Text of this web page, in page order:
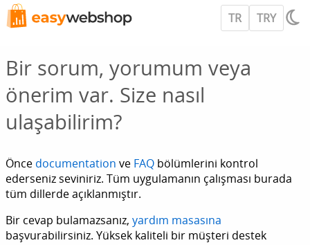
TR TRY
Bir sorum, yorumum veya
önerim var. Size nasıl
ulaşabilirim?
Önce documentation ve FAQ bölümlerini kontrol
ederseniz seviniriz. Tüm uygulamanın çalışması burada
tüm dillerde açıklanmıştır.
Bir cevap bulamazsanız, yardım masasına
başvurabilirsiniz. Yüksek kaliteli bir müşteri destek